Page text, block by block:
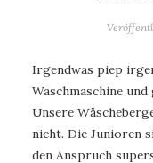
Irgendwas piep
Waschmaschine
Unsere
nicht. Die Junioren
den Anspruch